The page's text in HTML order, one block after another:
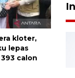
kloter,
lepas
calon